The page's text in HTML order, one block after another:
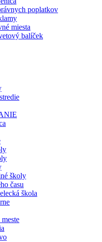
poplatkov
miesta
balíček
školy
času
škola